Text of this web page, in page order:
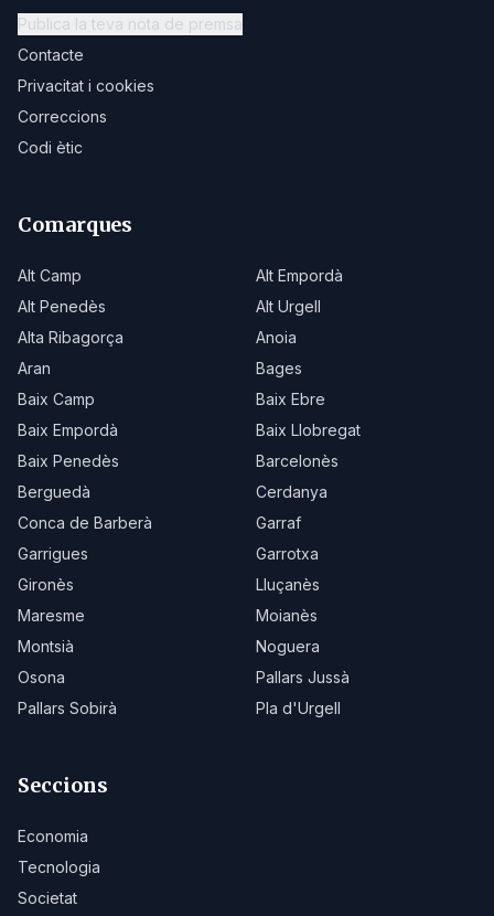
Publica la teva nota de premsa
Contacte
Privacitat i cookies
Correccions
Codi ètic
Comarques
Alt Camp
Alt Empordà
Alt Penedès
Alt Urgell
Alta Ribagorça
Anoia
Aran
Bages
Baix Camp
Baix Ebre
Baix Empordà
Baix Llobregat
Baix Penedès
Barcelonès
Berguedà
Cerdanya
Conca de Barberà
Garraf
Garrigues
Garrotxa
Gironès
Lluçanès
Maresme
Moianès
Montsià
Noguera
Osona
Pallars Jussà
Pallars Sobirà
Pla d'Urgell
Seccions
Economia
Tecnologia
Societat